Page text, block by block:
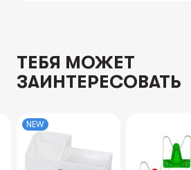
ТЕБЯ МОЖЕТ
ЗАИНТЕРЕСОВАТЬ
NEW